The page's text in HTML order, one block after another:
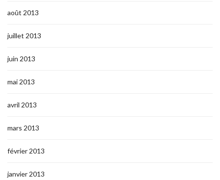
août 2013
juillet 2013
juin 2013
mai 2013
avril 2013
mars 2013
février 2013
janvier 2013